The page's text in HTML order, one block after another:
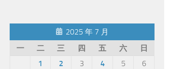
2025 年 7 月
一
二 三 四 五 六
日
1
2 3 4 5
6